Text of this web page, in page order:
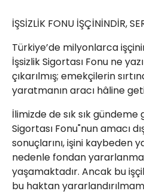
İŞSİZLİK FONU İŞÇİNİNDİR,
Türkiye’de milyonlarca
İşsizlik Sigortası Fonu ne
çıkarılmış; emekçilerin
yaratmanın aracı hâline
İlimizde de sık sık gündeme
Sigortası Fonu"nun amacı
sonuçlarını, işini kaybeden
nedenle fondan
yaşamaktadır. Ancak bu
bu haktan